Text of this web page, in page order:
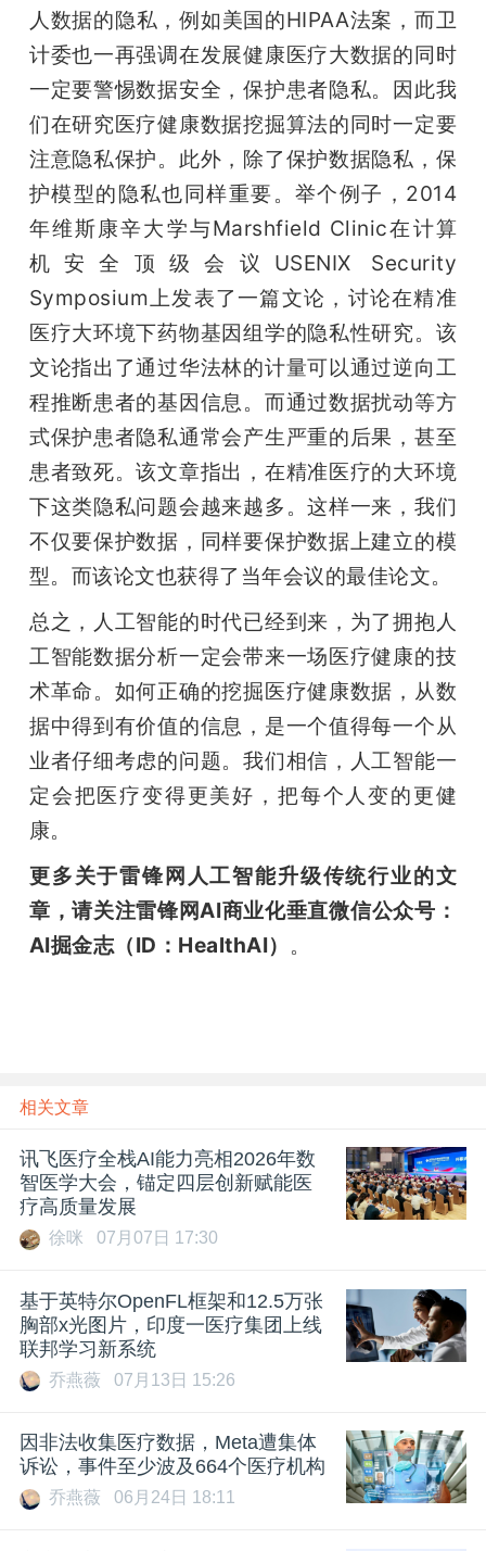
人数据的隐私，例如美国的HIPAA法案，而卫
计委也一再强调在发展健康医疗大数据的同时
一定要警惕数据安全，保护患者隐私。因此我
们在研究医疗健康数据挖掘算法的同时一定要
注意隐私保护。此外，除了保护数据隐私，保
护模型的隐私也同样重要。举个例子，2014
年维斯康辛大学与Marshfield Clinic在计算
机安全顶级会议USENIX Security
Symposium上发表了一篇文论，讨论在精准
医疗大环境下药物基因组学的隐私性研究。该
文论指出了通过华法林的计量可以通过逆向工
程推断患者的基因信息。而通过数据扰动等方
式保护患者隐私通常会产生严重的后果，甚至
患者致死。该文章指出，在精准医疗的大环境
下这类隐私问题会越来越多。这样一来，我们
不仅要保护数据，同样要保护数据上建立的模
型。而该论文也获得了当年会议的最佳论文。
总之，人工智能的时代已经到来，为了拥抱人
工智能数据分析一定会带来一场医疗健康的技
术革命。如何正确的挖掘医疗健康数据，从数
据中得到有价值的信息，是一个值得每一个从
业者仔细考虑的问题。我们相信，人工智能一
定会把医疗变得更美好，把每个人变的更健
康。
更多关于雷锋网人工智能升级传统行业的文
章，请关注雷锋网AI商业化垂直微信公众号：
AI掘金志（ID：HealthAI） 。
相关文章
讯飞医疗全栈AI能力亮相2026年数
智医学大会，锚定四层创新赋能医
疗高质量发展
徐咪 07月07日 17:30
基于英特尔OpenFL框架和12.5万张
胸部x光图片，印度一医疗集团上线
联邦学习新系统
乔燕薇 07月13日 15:26
因非法收集医疗数据，Meta遭集体
诉讼，事件至少波及664个医疗机构
乔燕薇 06月24日 18:11